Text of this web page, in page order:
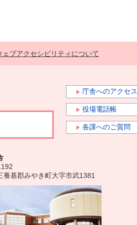
ェブアクセシビリティについて
庁舎へのアクセス
役場電話帳
各課へのご質問
養基郡みやき町大字市武1381